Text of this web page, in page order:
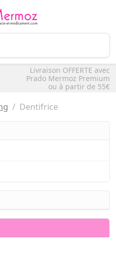
Livraison OFFERTE avec
Prado Mermoz Premium
ou à partir de 55€
Dentifrice